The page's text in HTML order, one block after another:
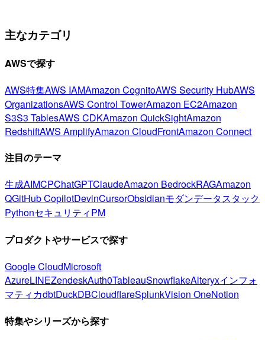
主なカテゴリ
AWSで探す
AWS特集AWS IAMAmazon CognitoAWS Security HubAWS
OrganizationsAWS Control TowerAmazon EC2Amazon
S3S3 TablesAWS CDKAmazon QuickSightAmazon
RedshiftAWS AmplifyAmazon CloudFrontAmazon Connect
注目のテーマ
生成AIMCPChatGPTClaudeAmazon BedrockRAGAmazon
QGitHub CopilotDevinCursorObsidianモダンデータスタック
PythonセキュリティPM
プロダクトやサービスで探す
Google CloudMicrosoft
AzureLINEZendeskAuth0TableauSnowflakeAlteryxインフォ
マティカdbtDuckDBCloudflareSplunkVision OneNotion
特集やシリーズから探す